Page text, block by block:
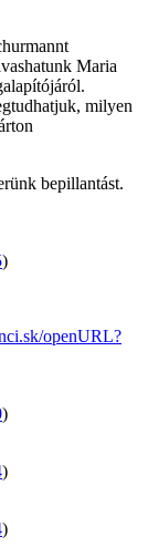
Maria
milyen
bepillantást.
)
openURL?
)
)
)